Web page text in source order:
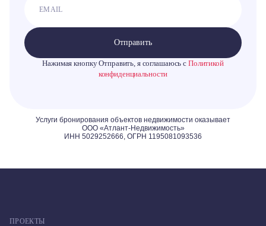
Отправить
Нажимая кнопку Отправить, я соглашаюсь с Политикой
конфиденциальности
ПРОЕКТЫ